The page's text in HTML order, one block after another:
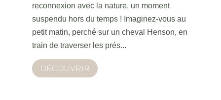
reconnexion avec la nature, un moment
suspendu hors du temps ! Imaginez-vous au
petit matin, perché sur un cheval Henson, en
train de traverser les prés...
DÉCOUVRIR